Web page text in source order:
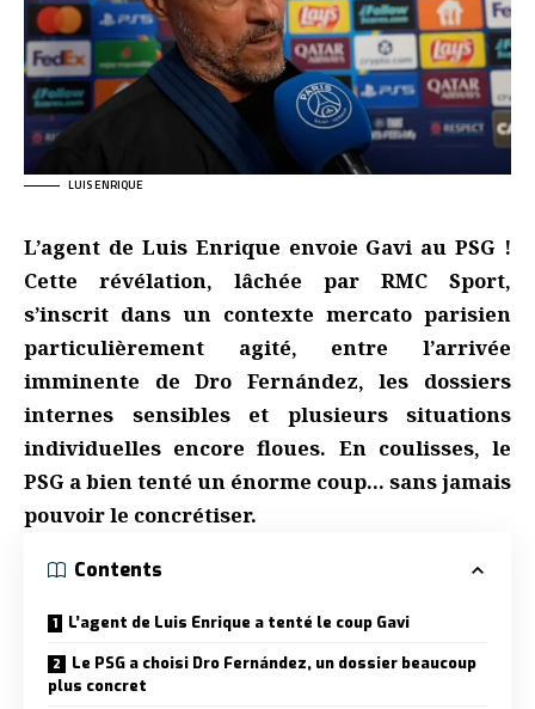
LUIS ENRIQUE
L’agent de Luis Enrique envoie Gavi au PSG !
Cette révélation, lâchée par RMC Sport,
s’inscrit dans un contexte mercato parisien
particulièrement agité, entre l’arrivée
imminente de Dro Fernández, les dossiers
internes sensibles et plusieurs situations
individuelles encore floues. En coulisses, le
PSG a bien tenté un énorme coup… sans jamais
pouvoir le concrétiser.
Contents
L’agent de Luis Enrique a tenté le coup Gavi
Le PSG a choisi Dro Fernández, un dossier beaucoup
plus concret